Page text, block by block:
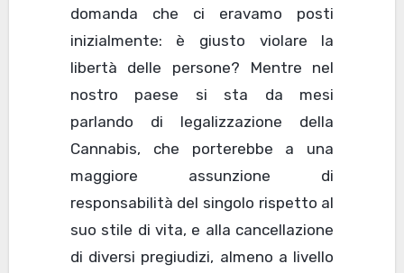
domanda che ci eravamo posti
inizialmente: è giusto violare la
libertà delle persone? Mentre nel
nostro paese si sta da mesi
parlando di legalizzazione della
Cannabis, che porterebbe a una
maggiore assunzione di
responsabilità del singolo rispetto al
suo stile di vita, e alla cancellazione
di diversi pregiudizi, almeno a livello